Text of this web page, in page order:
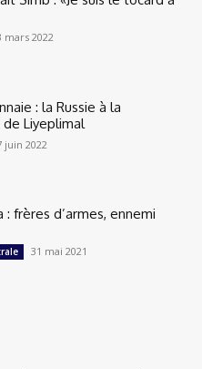
mars 2022
: la Russie à la
de Liyeplimal
juin 2022
: frères d’armes, ennemi
31 mai 2021